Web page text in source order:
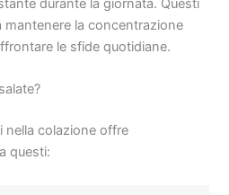
la concentrazione
le sfide quotidiane.
nella colazione offre
questi: